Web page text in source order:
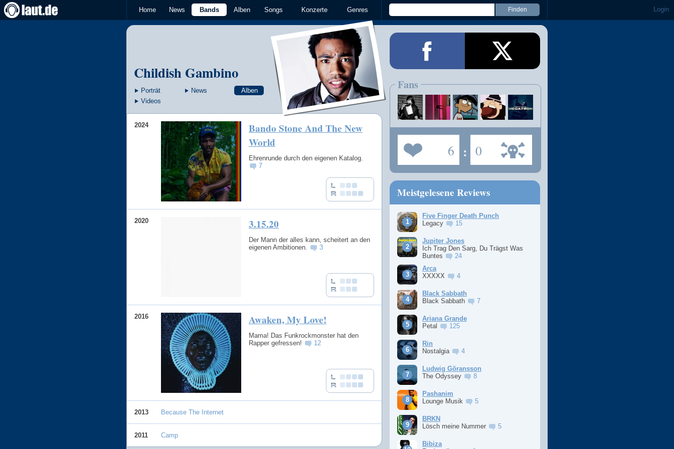
Home News Bands Alben Songs Konzerte Genres Login
Childish Gambino
Porträt News
Alben
Videos
2024
Bando Stone And The New
World
Ehrenrunde durch den eigenen Katalog.
7
2020 3.15.20
Der Mann der alles kann, scheitert an den
eigenen Ambitionen.
3
2016 Awaken, My Love!
Mama! Das Funkrockmonster hat den
Rapper gefressen!
12
2013 Because The Internet
2011 Camp
Fans
6 : 0
Meistgelesene Reviews
Five Finger Death Punch
Legacy
15
Jupiter Jones
Ich Trag Den Sarg, Du Trägst Was
Buntes
24
Arca
XXXXX
4
Black Sabbath
Black Sabbath
7
Ariana Grande
Petal
125
Rin
Nostalgia
4
Ludwig Göransson
The Odyssey
8
Pashanim
Lounge Musik
5
BRKN
Lösch meine Nummer
5
Bibiza